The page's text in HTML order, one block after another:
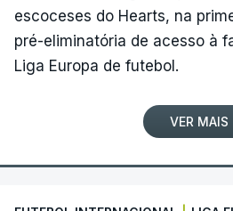
escoceses do Hearts, na
pré-eliminatória de acesso à
Liga Europa de futebol.
VER MAIS